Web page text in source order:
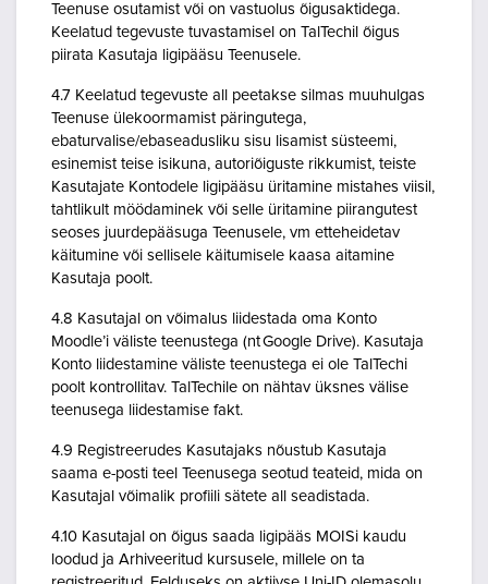
Teenuse osutamist või on vastuolus õigusaktidega.
Keelatud tegevuste tuvastamisel on TalTechil õigus
piirata Kasutaja ligipääsu Teenusele.
4.7 Keelatud tegevuste all peetakse silmas muuhulgas
Teenuse ülekoormamist päringutega,
ebaturvalise/ebaseadusliku sisu lisamist süsteemi,
esinemist teise isikuna, autoriõiguste rikkumist, teiste
Kasutajate Kontodele ligipääsu üritamine mistahes viisil,
tahtlikult möödaminek või selle üritamine piirangutest
seoses juurdepääsuga Teenusele, vm etteheidetav
käitumine või sellisele käitumisele kaasa aitamine
Kasutaja poolt.
4.8 Kasutajal on võimalus liidestada oma Konto
Moodle’i väliste teenustega (nt Google Drive). Kasutaja
Konto liidestamine väliste teenustega ei ole TalTechi
poolt kontrollitav. TalTechile on nähtav üksnes välise
teenusega liidestamise fakt.
4.9 Registreerudes Kasutajaks nõustub Kasutaja
saama e-posti teel Teenusega seotud teateid, mida on
Kasutajal võimalik profiili sätete all seadistada.
4.10 Kasutajal on õigus saada ligipääs MOISi kaudu
loodud ja Arhiveeritud kursusele, millele on ta